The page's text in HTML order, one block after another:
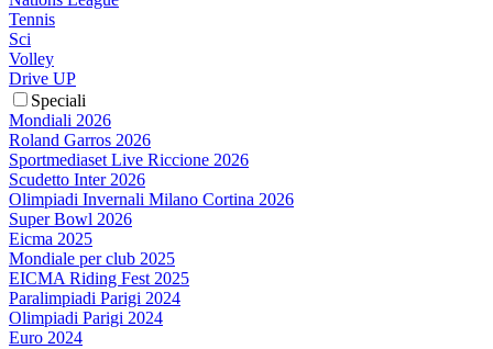
Tennis
Sci
Volley
Drive UP
Speciali
Mondiali 2026
Roland Garros 2026
Sportmediaset Live Riccione 2026
Scudetto Inter 2026
Olimpiadi Invernali Milano Cortina 2026
Super Bowl 2026
Eicma 2025
Mondiale per club 2025
EICMA Riding Fest 2025
Paralimpiadi Parigi 2024
Olimpiadi Parigi 2024
Euro 2024